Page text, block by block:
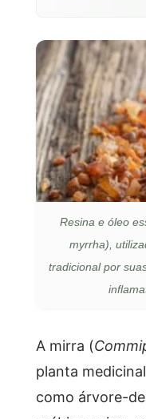
Resina e óleo
myrrha),
tradicional por
A mirra (
planta
como árvore-